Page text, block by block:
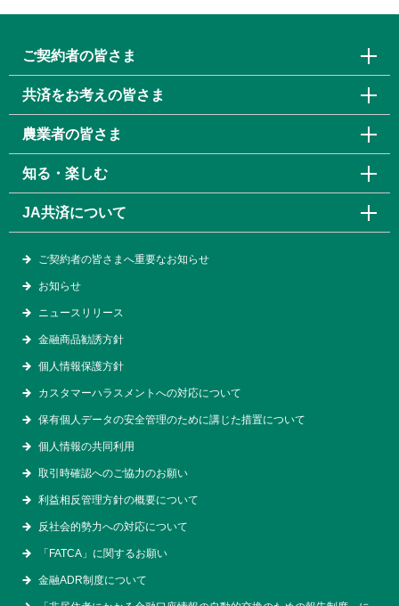
ご契約者の皆さま
共済をお考えの皆さま
農業者の皆さま
知る・楽しむ
JA共済について
ご契約者の皆さまへ重要なお知らせ
お知らせ
ニュースリリース
金融商品勧誘方針
個人情報保護方針
カスタマーハラスメントへの対応について
保有個人データの安全管理のために講じた措置について
個人情報の共同利用
取引時確認へのご協力のお願い
利益相反管理方針の概要について
反社会的勢力への対応について
「FATCA」に関するお願い
金融ADR制度について